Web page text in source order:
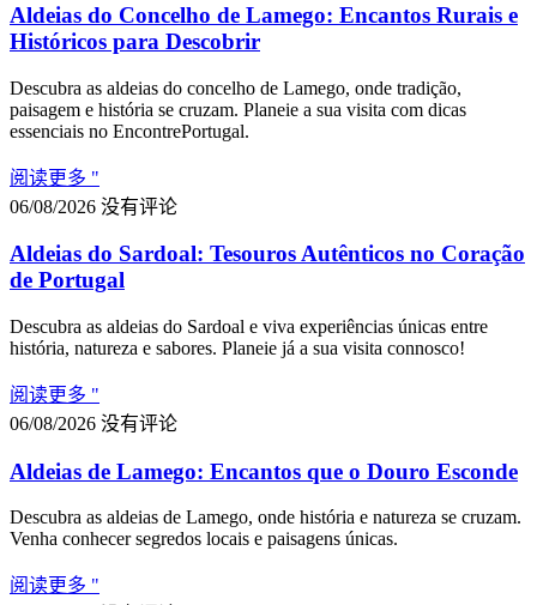
Aldeias do Concelho de Lamego: Encantos Rurais e
Históricos para Descobrir
Descubra as aldeias do concelho de Lamego, onde tradição,
paisagem e história se cruzam. Planeie a sua visita com dicas
essenciais no EncontrePortugal.
阅读更多 "
06/08/2026 没有评论
Aldeias do Sardoal: Tesouros Autênticos no Coração
de Portugal
Descubra as aldeias do Sardoal e viva experiências únicas entre
história, natureza e sabores. Planeie já a sua visita connosco!
阅读更多 "
06/08/2026 没有评论
Aldeias de Lamego: Encantos que o Douro Esconde
Descubra as aldeias de Lamego, onde história e natureza se cruzam.
Venha conhecer segredos locais e paisagens únicas.
阅读更多 "